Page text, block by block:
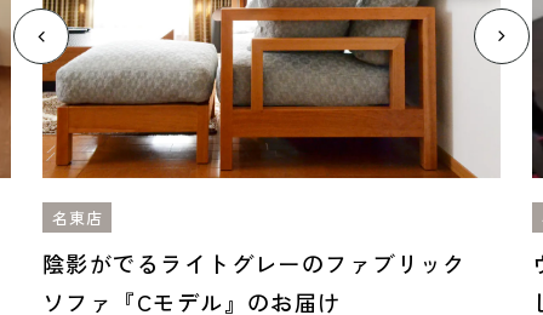
名東店
陰影がでるライトグレーのファブリック
ソファ『Cモデル』のお届け